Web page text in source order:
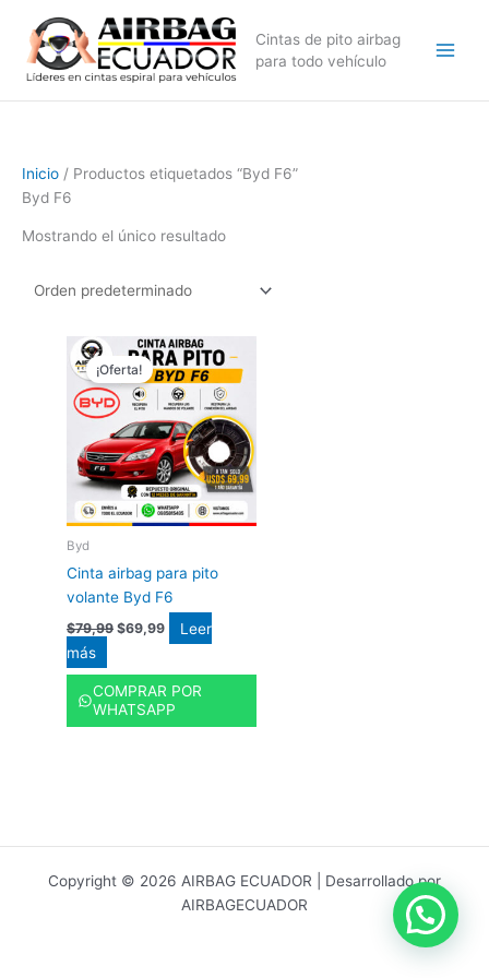
contenido
Cintas de pito airbag
para todo vehículo
Inicio / Productos etiquetados “Byd F6”
Byd F6
Mostrando el único resultado
¡Oferta!
Byd
Cinta airbag para pito
volante Byd F6
$79,99
precio
original
era:
$79,99.
$69,99
El
precio
actual
es:
$69,99.
Leer
más
COMPRAR POR
WHATSAPP
Copyright © 2026 AIRBAG ECUADOR | Desarrollado por
AIRBAGECUADOR